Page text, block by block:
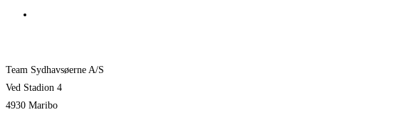
Team Sydhavsøerne A/S
Ved Stadion 4
4930 Maribo